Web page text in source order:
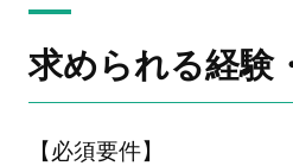
求められる経験
【必須要件】